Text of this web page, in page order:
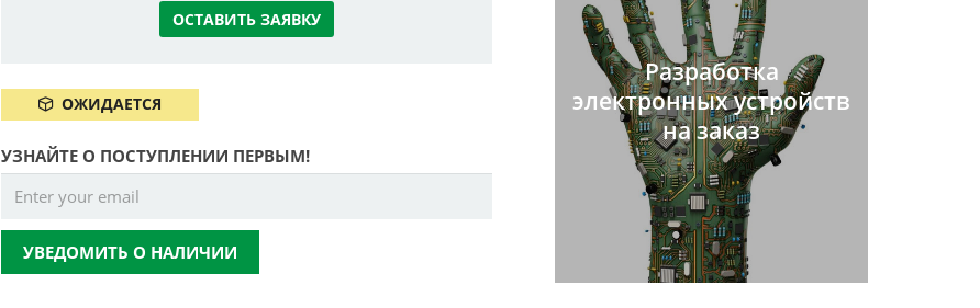
ОСТАВИТЬ ЗАЯВКУ
ОЖИДАЕТСЯ
УЗНАЙТЕ О ПОСТУПЛЕНИИ ПЕРВЫМ!
УВЕДОМИТЬ О НАЛИЧИИ
Разработка
электронных устройств
на заказ